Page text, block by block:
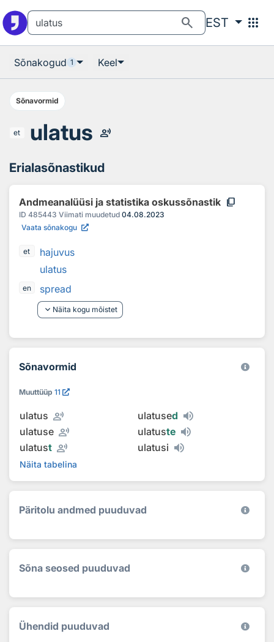
search EST apps
Sõnakogud 1 Keel
Sõnavormid
et ulatus record_voice_over
Erialasõnastikud
Andmeanalüüsi ja statistika oskussõnastik content_copy
ID 485443 Viimati muudetud 04.08.2023
Vaata sõnakogu
et
hajuvus
ulatus
en
spread
keyboard_arrow_down Näita kogu mõistet
Sõnavormid
Muuttüüp 11
ulatus record_voice_over ulatused
ulatuse record_voice_over ulatuste
ulatust record_voice_over ulatusi
Näita tabelina
Päritolu andmed puuduvad
Sõna seosed puuduvad
Ühendid puuduvad